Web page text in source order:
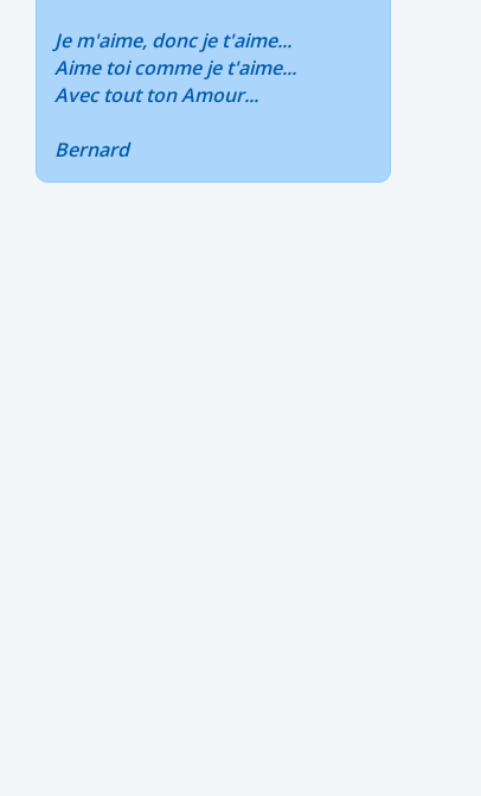
Je m'aime, donc je t'aime...
Aime toi comme je t'aime...
Avec tout ton Amour...
Bernard